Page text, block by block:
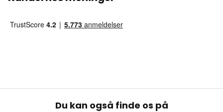
Du kan også finde os på